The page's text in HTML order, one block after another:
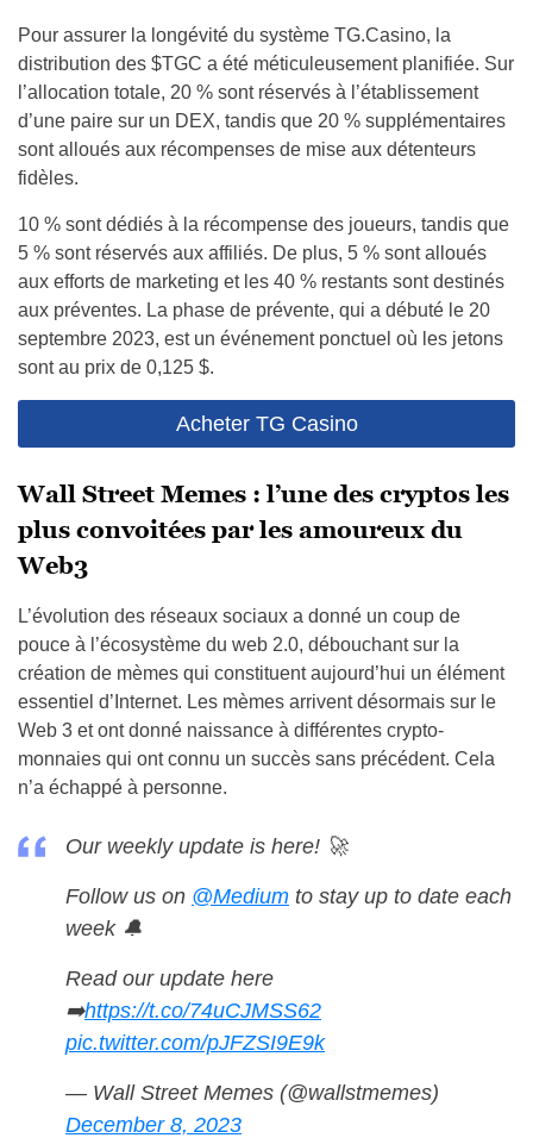
Pour assurer la longévité du système TG.Casino, la
distribution des $TGC a été méticuleusement planifiée. Sur
l’allocation totale, 20 % sont réservés à l’établissement
d’une paire sur un DEX, tandis que 20 % supplémentaires
sont alloués aux récompenses de mise aux détenteurs
fidèles.
10 % sont dédiés à la récompense des joueurs, tandis que
5 % sont réservés aux affiliés. De plus, 5 % sont alloués
aux efforts de marketing et les 40 % restants sont destinés
aux préventes. La phase de prévente, qui a débuté le 20
septembre 2023, est un événement ponctuel où les jetons
sont au prix de 0,125 $.
Acheter TG Casino
Wall Street Memes : l’une des cryptos les
plus convoitées par les amoureux du
Web3
L’évolution des réseaux sociaux a donné un coup de
pouce à l’écosystème du web 2.0, débouchant sur la
création de mèmes qui constituent aujourd’hui un élément
essentiel d’Internet. Les mèmes arrivent désormais sur le
Web 3 et ont donné naissance à différentes crypto-
monnaies qui ont connu un succès sans précédent. Cela
n’a échappé à personne.
Our weekly update is here! 🚀
Follow us on @Medium to stay up to date each
week 🔔
Read our update here
➡️https://t.co/74uCJMSS62
pic.twitter.com/pJFZSI9E9k
— Wall Street Memes (@wallstmemes)
December 8, 2023